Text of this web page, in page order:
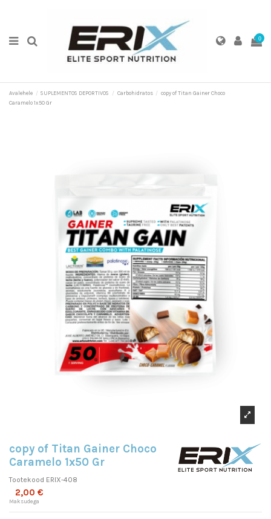
0
Avalehele SUPLEMENTOS DEPORTIVOS Carbohidratos
copy of Titan Gainer Choco
Caramelo 1x50 Gr
copy of Titan Gainer Choco
Caramelo 1x50 Gr
Tootekood ERIX-408
2,00 €
Maksudega